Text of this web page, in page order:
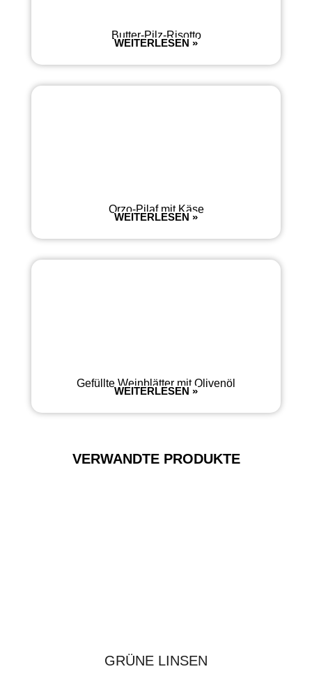
Butter-Pilz-Risotto
WEITERLESEN »
Orzo-Pilaf mit Käse
WEITERLESEN »
Gefüllte Weinblätter mit Olivenöl
WEITERLESEN »
VERWANDTE PRODUKTE
GRÜNE LINSEN